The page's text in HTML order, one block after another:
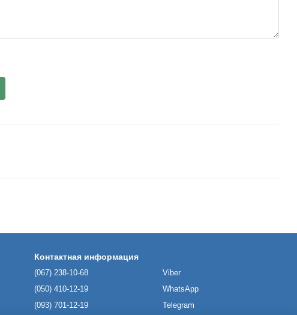
Контактная информация
(067) 238-10-68
(050) 410-12-19
(093) 701-12-19
Viber
WhatsApp
Telegram